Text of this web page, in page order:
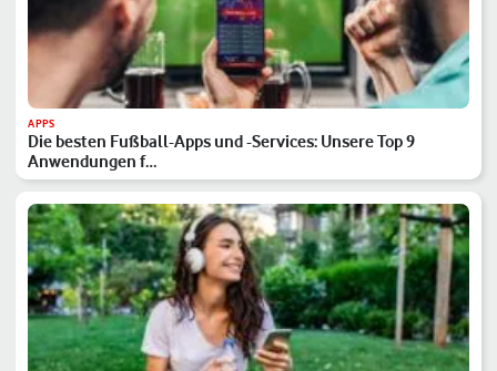
APPS
Die besten Fußball-Apps und -Services: Unsere Top 9
Anwendungen f…